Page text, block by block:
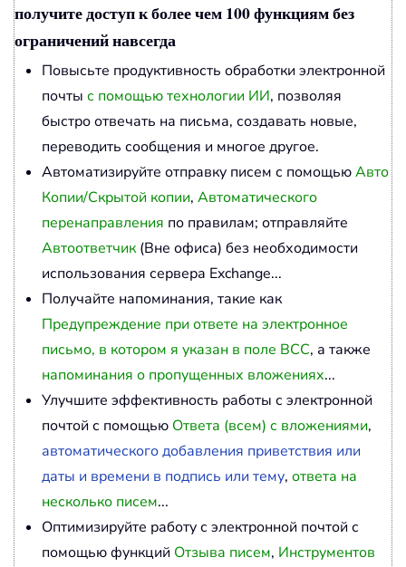
получите доступ к более чем 100 функциям без
ограничений навсегда
Повысьте продуктивность обработки электронной
почты с помощью технологии ИИ, позволяя
быстро отвечать на письма, создавать новые,
переводить сообщения и многое другое.
Автоматизируйте отправку писем с помощьюАвто
Копии/Скрытой копии, Автоматического
перенаправления по правилам; отправляйте
Автоответчик(Вне офиса) без необходимости
использования сервера Exchange...
Получайте напоминания, такие как
Предупреждение при ответе на электронное
письмо, в котором я указан в поле BCC, а также
напоминания о пропущенных вложениях...
Улучшите эффективность работы с электронной
почтой с помощью Ответа (всем) с вложениями,
автоматического добавления приветствия или
даты и времени в подпись или тему, ответа на
несколько писем...
Оптимизируйте работу с электронной почтой с
помощью функций Отзыва писем, Инструментов